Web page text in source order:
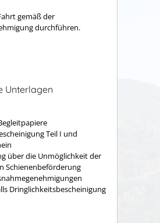
gemäß der
durchführen.
Unterlagen
Teil I und
über die Unmöglichkeit der
Schienenbeförderung
Dringlichkeitsbescheinigung